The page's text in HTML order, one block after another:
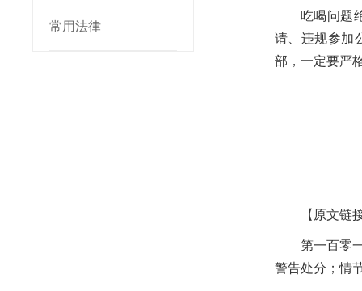
常用法律
吃喝问题
请、违规参加
部，一定要严
【原文链
第一百零
警告处分；情